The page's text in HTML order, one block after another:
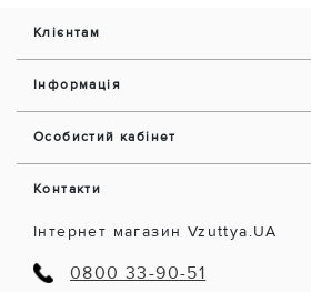
Клієнтам
Інформація
Особистий кабінет
Контакти
Інтернет магазин Vzuttya.UA
0800 33-90-51